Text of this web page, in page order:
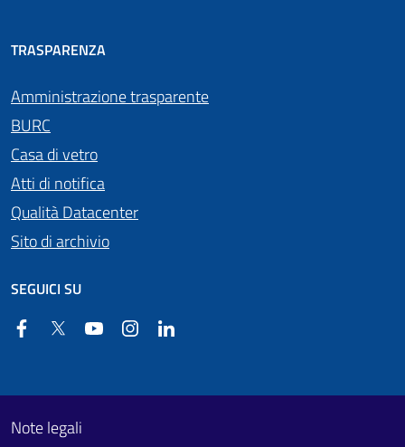
TRASPARENZA
Amministrazione trasparente
BURC
Casa di vetro
Atti di notifica
Qualità Datacenter
Sito di archivio
SEGUICI SU
FacebookTwitter YouTube Instagram
Footer First
Useful links section
Note legali